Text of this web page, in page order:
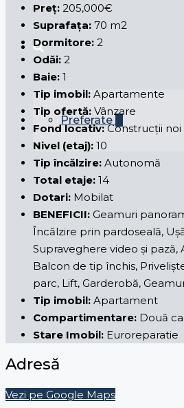
Preferate
Preț: 205,000€
Suprafața: 70 m2
Dormitore: 2
Odăi: 2
Baie: 1
Tip imobil: Apartamente
Tip ofertă: Vânzare
Fond locativ: Construcții noi
Nivel (etaj): 10
Tip încălzire: Autonomă
Total etaje: 14
Dotari: Mobilat
BENEFICII: Geamuri
Încălzire prin pardoseală,
Supraveghere video și
Balcon de tip închis,
parc, Lift, Garderobă,
Tip imobil: Apartament
Compartimentare: Două
Stare Imobil: Euroreparatie
Adresă
Vezi pe Google Maps